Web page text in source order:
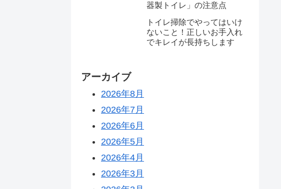
器製トイレ」の注意点
トイレ掃除でやってはいけ
ないこと！正しいお手入れ
でキレイが長持ちします
アーカイブ
2026年8月
2026年7月
2026年6月
2026年5月
2026年4月
2026年3月